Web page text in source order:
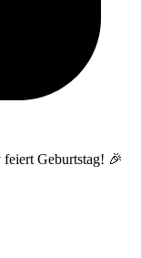
Geburtstag! 🎉